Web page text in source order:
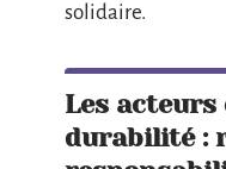
solidaire.
Les acteurs
durabilité :